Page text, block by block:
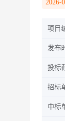
2026-
项目
发布
投标
招标
中标